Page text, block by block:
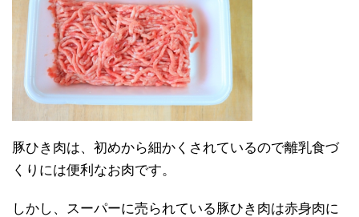
豚ひき肉は、初めから細かくされているので離乳食づ
くりには便利なお肉です。
しかし、スーパーに売られている豚ひき肉は赤身肉に